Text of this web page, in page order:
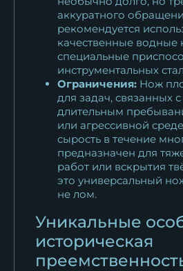
аккуратного
рекомендуется
качественные водные
специальные
инструментальных
Ограничения: Нож
для задач, связанных
длительным
или агрессивной
сырость в течение
предназначен для
работ или вскрытия
это универсальный
не лом.
Уникальные
историческая